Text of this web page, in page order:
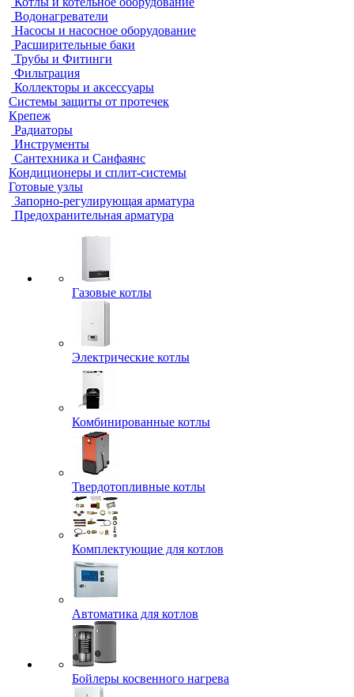
Водонагреватели
Насосы и насосное оборудование
Расширительные баки
Трубы и Фитинги
Фильтрация
Коллекторы и аксессуары
Системы защиты от протечек
Крепеж
Радиаторы
Инструменты
Сантехника и Санфаянс
Кондиционеры и сплит-системы
Готовые узлы
Запорно-регулирующая арматура
Предохранительная арматура
Газовые котлы
Электрические котлы
Комбинированные котлы
Твердотопливные котлы
Комплектующие для котлов
Автоматика для котлов
Бойлеры косвенного нагрева